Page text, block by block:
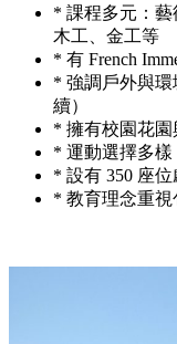
* 課程多元：藝
木工、金工等
* 有 French
* 強調戶外與
續）
* 擁有校園花
* 運動選擇多
* 設有 350 座
* 教育理念重